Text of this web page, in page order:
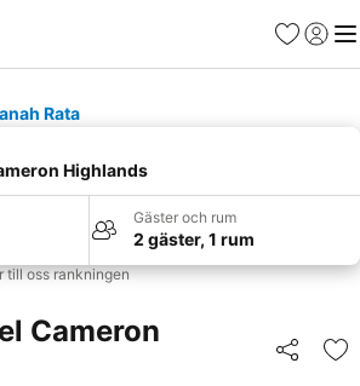
Favoriter
Logga
Rata
Highlands
Gäster och rum
2 gäster, 1 rum
till oss rankningen
Cameron
Dela